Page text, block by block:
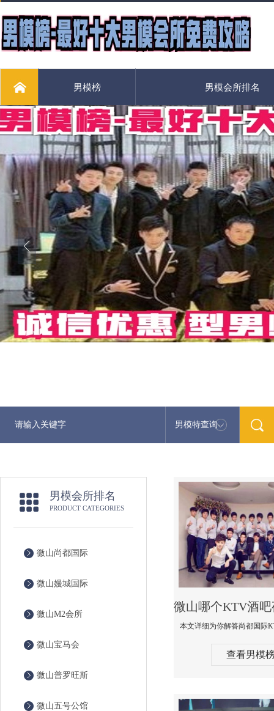
男模榜 男模会所排名
男模特查询
男模会所排名
PRODUCT CATEGORIES
微山尚都国际
微山嫚城国际
微山M2会所
微山宝马会
微山普罗旺斯
微山五号公馆
查看男模